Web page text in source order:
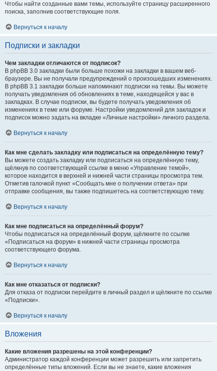
Чтобы найти созданные вами темы, используйте страницу расширенного
поиска, заполнив соответствующие поля.
Вернуться к началу
Подписки и закладки
Чем закладки отличаются от подписок?
В phpBB 3.0 закладки были больше похожи на закладки в вашем веб-
браузере. Вы не получали предупреждений о произошедших изменениях.
В phpBB 3.1 закладки больше напоминают подписки на темы. Вы можете
получать уведомления об обновлениях в теме, находящейся у вас в
закладках. В случае подписки, вы будете получать уведомления об
изменениях в теме или форуме. Настройки уведомлений для закладок и
подписок можно задать на вкладке «Личные настройки» личного раздела.
Вернуться к началу
Как мне сделать закладку или подписаться на определённую тему?
Вы можете создать закладку или подписаться на определённую тему,
щёлкнув по соответствующей ссылке в меню «Управление темой»,
которое находится в верхней и нижней части страницы просмотра тем.
Отметив галочкой пункт «Сообщать мне о получении ответа» при
отправке сообщения, вы также подпишетесь на соответствующую тему.
Вернуться к началу
Как мне подписаться на определённый форум?
Чтобы подписаться на определённый форум, щёлкните по ссылке
«Подписаться на форум» в нижней части страницы просмотра
соответствующего форума.
Вернуться к началу
Как мне отказаться от подписки?
Для отказа от подписки перейдите в личный раздел и щёлкните по ссылке
«Подписки».
Вернуться к началу
Вложения
Какие вложения разрешены на этой конференции?
Администратор каждой конференции может разрешить или запретить
определённые типы вложений. Если вы не знаете, какие вложения